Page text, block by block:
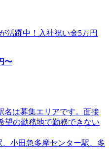
躍中！入社祝い金5万円
〜
は募集エリアです。面接
望の勤務地で勤務できない
小田急多摩センター駅、多